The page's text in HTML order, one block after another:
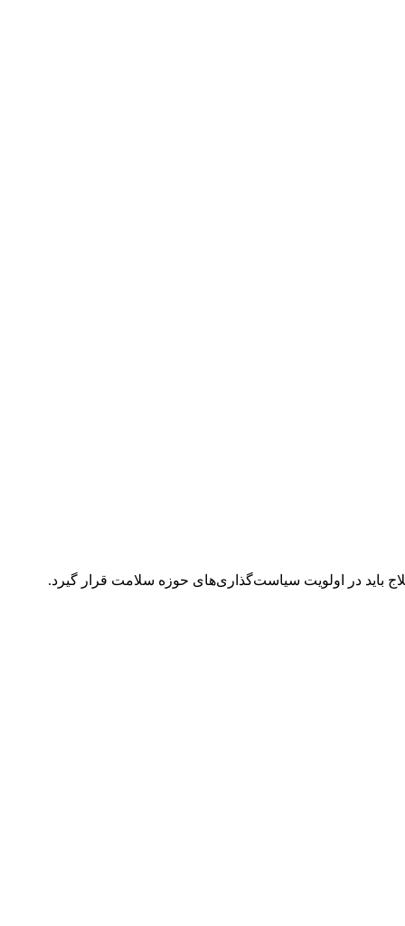
باید در اولویت سیاست‌گذاری‌های حوزه سلامت قرار گیرد.